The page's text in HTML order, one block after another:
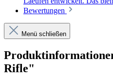
Bewertungen
Menü schließen
Rifle"